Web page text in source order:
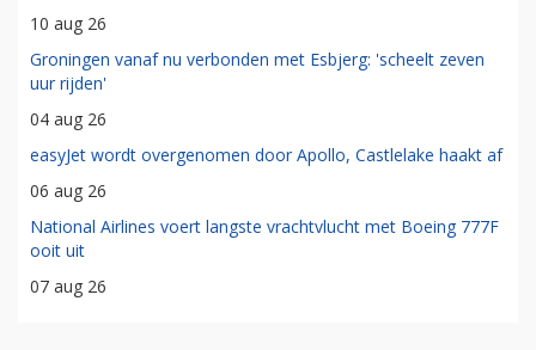
10 aug 26
Groningen vanaf nu verbonden met Esbjerg: 'scheelt zeven
uur rijden'
04 aug 26
easyJet wordt overgenomen door Apollo, Castlelake haakt af
06 aug 26
National Airlines voert langste vrachtvlucht met Boeing 777F
ooit uit
07 aug 26